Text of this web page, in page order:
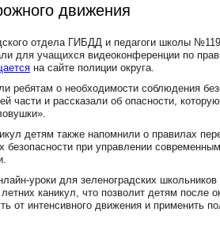
движения
отдела ГИБДД и педагоги школы
для учащихся видеоконференции по
на сайте полиции округа.
ребятам о необходимости соблюдения
части и рассказали об опасности,
детям также напомнили о правилах
безопасности при управлении
уроки для зеленоградских
каникул, что позволит детям после
от интенсивного движения и применить